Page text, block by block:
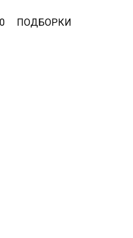
ПОДБОРКИ